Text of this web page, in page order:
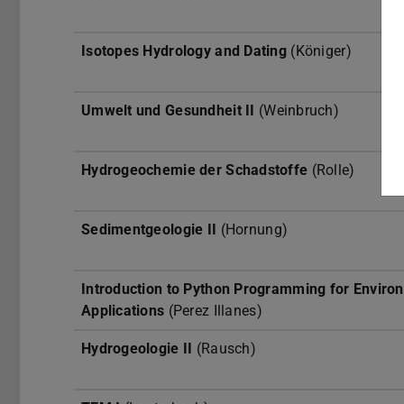
Isotopes Hydrology and Dating (Königer)
Umwelt und Gesundheit II (Weinbruch)
Hydrogeochemie der Schadstoffe (Rolle)
Sedimentgeologie II (Hornung)
Introduction to Python Programming for
Applications (Perez Illanes)
Hydrogeologie II (Rausch)